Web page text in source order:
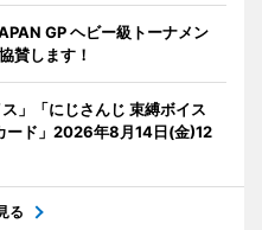
GP ヘビー級トーナメン
賛します！
」「にじさんじ 束縛ボイス
ード」2026年8月14日(金)12
る